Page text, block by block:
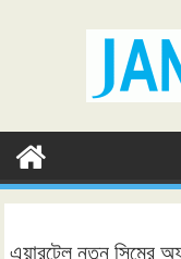
এয়ারটেল নতুন